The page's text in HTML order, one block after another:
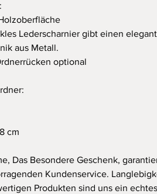
Lederscharnier gibt einen
aus Metall.
optional
cm
Das Besondere Geschenk,
Kundenservice.
Produkten sind uns ein